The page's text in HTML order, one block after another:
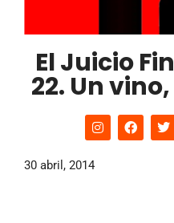
El Juicio
22. Un
30 abril, 2014